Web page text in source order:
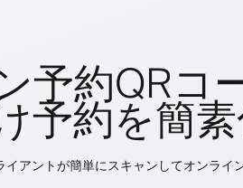
予約QRコ
予約を簡
アントが簡単にスキャンしてオンライ